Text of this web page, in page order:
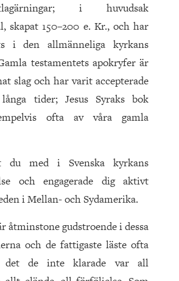
i huvudsak
skapat 150–200 e. Kr., och har
i den allmänneliga kyrkans
testamentets apokryfer är
slag och har varit accepterade
tider; Jesus Syraks bok
ofta av våra gamla
med i Svenska kyrkans
och engagerade dig aktivt
i Mellan- och Sydamerika.
åtminstone gudstroende i dessa
och de fattigaste läste ofta
det de inte klarade var all